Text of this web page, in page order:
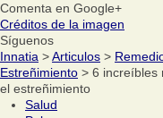
Comenta en Google+
Créditos de la imagen
Síguenos
Innatia >Articulos >
Estreñimiento > 6 increíbles
el estreñimiento
Salud